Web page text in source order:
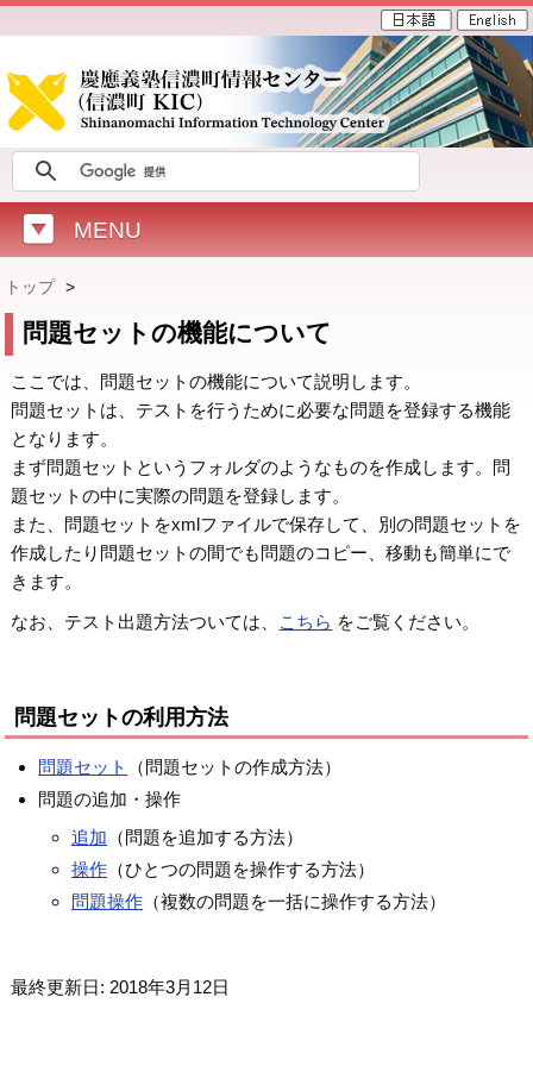
MENU
トップ >
問題セットの機能について
ここでは、問題セットの機能について説明します。
問題セットは、テストを行うために必要な問題を登録する機能
となります。
まず問題セットというフォルダのようなものを作成します。問
題セットの中に実際の問題を登録します。
また、問題セットをxmlファイルで保存して、別の問題セットを
作成したり問題セットの間でも問題のコピー、移動も簡単にで
きます。
なお、テスト出題方法ついては、 こちら をご覧ください。
問題セットの利用方法
問題セット
（問題セットの作成方法）
問題の追加・操作
追加 （問題を追加する方法）
操作 （ひとつの問題を操作する方法）
問題操作 （複数の問題を一括に操作する方法）
最終更新日: 2018年3月12日